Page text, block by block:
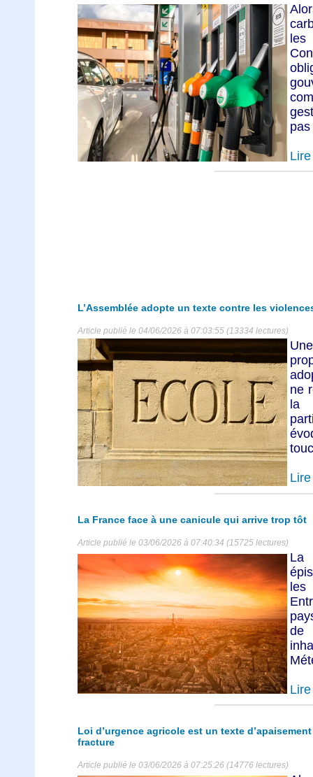
les
pas
L’Assemblée adopte un texte contre les
Article publié le 04/06/2026 à 07:03:55 (13334 lectures)
ne
la
La France face à une canicule qui arrive trop tôt
Article publié le 03/06/2026 à 07:40:34 (15725 lectures)
La
les
de
Loi d’urgence agricole est un texte
fracture
Article publié le 03/06/2026 à 07:25:26 (14776 lectures)